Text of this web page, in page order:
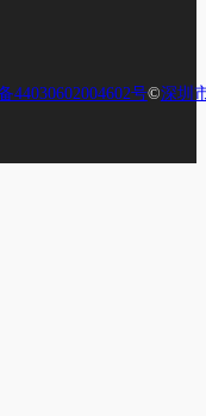
44030602004602号©深圳